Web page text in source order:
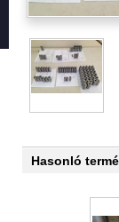
Hasonló